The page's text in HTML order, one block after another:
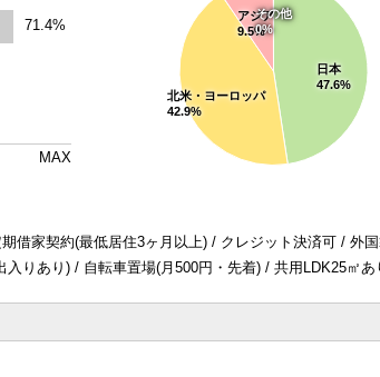
71.4%
MAX
日本
47.6%
北米・ヨーロッパ
42.9%
アジア
9.5%
その他
0%
借家契約(最低居住3ヶ月以上) / クレジット決済可 / 外
りあり) / 自転車置場(月500円・先着) / 共用LDK25㎡